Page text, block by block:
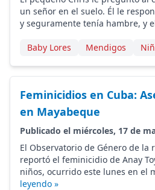
un señor en el suelo. Él le
y seguramente tenía hambre, y
Baby Lores Mendigos
Feminicidios en Cuba:
en Mayabeque
Publicado el miércoles, 17 de
El Observatorio de Género de la
reportó el feminicidio de Anay
niños, ocurrido este lunes en el
leyendo »